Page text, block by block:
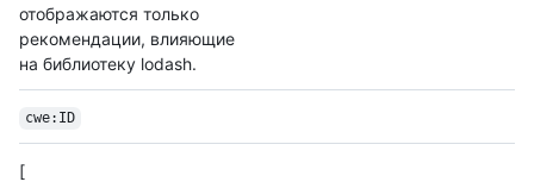
отображаются только
рекомендации, влияющие
на библиотеку lodash.
cwe:ID
[